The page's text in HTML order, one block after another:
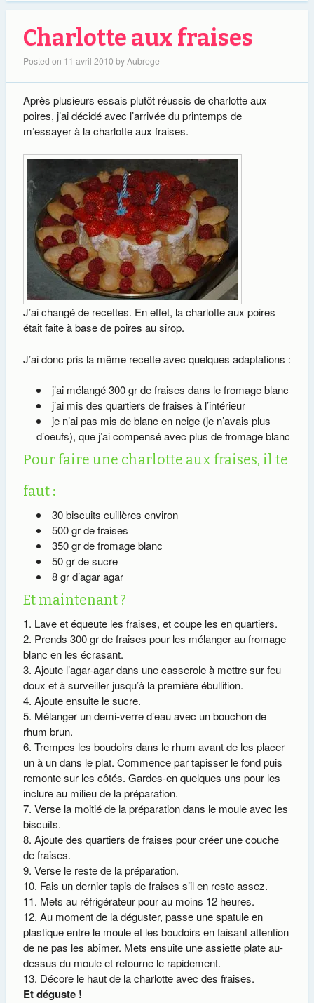
Charlotte aux fraises
Posted on 11 avril 2010 byAubrege
Après plusieurs essais plutôt réussis de charlotte aux
poires, j’ai décidé avec l’arrivée du printemps de
m’essayer à la charlotte aux fraises.
J’ai changé de recettes. En effet, la charlotte aux poires
était faite à base de poires au sirop.
J’ai donc pris la même recette avec quelques adaptations :
j’ai mélangé 300 gr de fraises dans le fromage blanc
j’ai mis des quartiers de fraises à l’intérieur
je n’ai pas mis de blanc en neige (je n’avais plus
d’oeufs), que j’ai compensé avec plus de fromage blanc
Pour faire une charlotte aux fraises, il te
faut:
30 biscuits cuillères environ
500 gr de fraises
350 gr de fromage blanc
50 gr de sucre
8 gr d’agar agar
Et maintenant ?
Lave et équeute les fraises, et coupe les en quartiers.
Prends 300 gr de fraises pour les mélanger au fromage
blanc en les écrasant.
Ajoute l’agar-agar dans une casserole à mettre sur feu
doux et à surveiller jusqu’à la première ébullition.
Ajoute ensuite le sucre.
Mélanger un demi-verre d’eau avec un bouchon de
rhum brun.
Trempes les boudoirs dans le rhum avant de les placer
un à un dans le plat. Commence par tapisser le fond puis
remonte sur les côtés. Gardes-en quelques uns pour les
inclure au milieu de la préparation.
Verse la moitié de la préparation dans le moule avec les
biscuits.
Ajoute des quartiers de fraises pour créer une couche
de fraises.
Verse le reste de la préparation.
Fais un dernier tapis de fraises s’il en reste assez.
Mets au réfrigérateur pour au moins 12 heures.
Au moment de la déguster, passe une spatule en
plastique entre le moule et les boudoirs en faisant attention
de ne pas les abîmer. Mets ensuite une assiette plate au-
dessus du moule et retourne le rapidement.
Décore le haut de la charlotte avec des fraises.
Et déguste !